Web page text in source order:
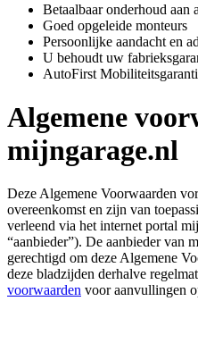
Betaalbaar onderhoud aan
Goed opgeleide monteurs
Persoonlijke aandacht en
U behoudt uw
AutoFirst
Algemene
mijngarage.nl
Deze Algemene Voorwaarden
overeenkomst en zijn van
verleend via het internet portal
“aanbieder”). De aanbieder van
gerechtigd om deze Algemene
deze bladzijden derhalve
voorwaarden voor aanvullingen